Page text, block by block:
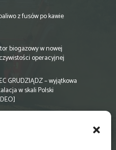
z fusów po kawie
biogazowy w nowej
operacyjnej
GRUDZIĄDZ – wyjątkowa
w skali Polski